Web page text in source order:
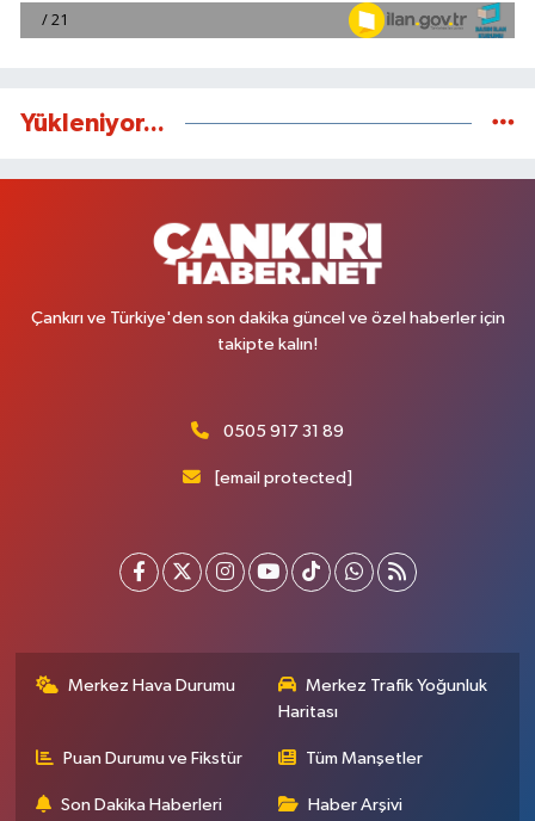
Yükleniyor...
Çankırı ve Türkiye'den son dakika güncel ve özel haberler için
takipte kalın!
0505 917 31 89
[email protected]
Merkez Hava Durumu
Merkez Trafik Yoğunluk
Haritası
Puan Durumu ve Fikstür Tüm Manşetler
Son Dakika Haberleri Haber Arşivi